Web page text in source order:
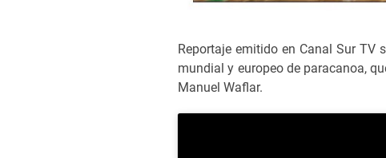
Reportaje emitido en Canal Sur TV
mundial y europeo de paracanoa,
Manuel Waflar.